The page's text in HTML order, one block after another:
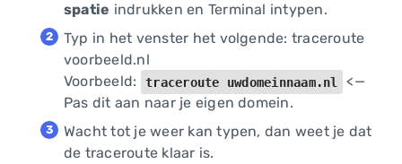
spatie indrukken en Terminal intypen.
Typ in het venster het volgende: traceroute
voorbeeld.nl
Voorbeeld:
traceroute uwdomeinnaam.nl
<—
Pas dit aan naar je eigen domein.
Wacht tot je weer kan typen, dan weet je dat
de traceroute klaar is.